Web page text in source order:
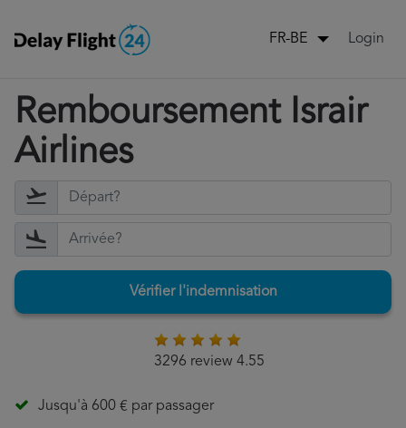
FR-BE Login
Remboursement Israir
Airlines
Vérifier l'indemnisation
3296 review 4.55
Jusqu'à 600 € par passager